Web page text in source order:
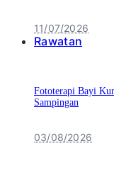
11/07/2026
Rawatan
Fototerapi Bayi
Sampingan
03/08/2026